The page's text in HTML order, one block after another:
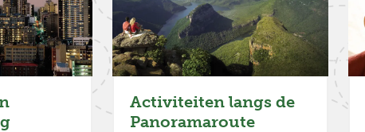
Activiteiten langs de
Panoramaroute